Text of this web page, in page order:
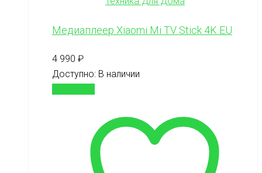
Медиаплеер Xiaomi Mi TV Stick 4K EU
4 990 ₽
Доступно: В наличии